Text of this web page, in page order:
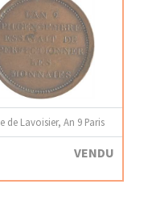
de Lavoisier, An 9 Paris
VENDU